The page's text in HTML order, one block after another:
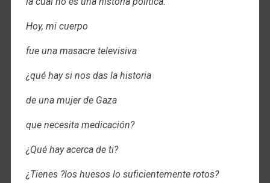
Hoy, mi cuerpo
fue una masacre televisiva
¿qué hay si nos das la historia
de una mujer de Gaza
que necesita medicación?
¿Qué hay acerca de ti?
¿Tienes ?los huesos lo suficientemente rotos?